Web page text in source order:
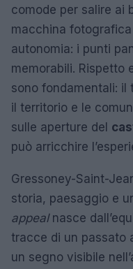
comode per salire ai
macchina
autonomia: i punti
memorabili. Rispetto
sono fondamentali: il
il territorio e le
sulle aperture del
può arricchire
Gressoney-Saint-
storia, paesaggio e
appealnasce
tracce di un passato
un segno visibile